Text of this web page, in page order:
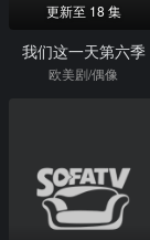
更新至 18 集
我们这一天第六季
欧美剧/偶像